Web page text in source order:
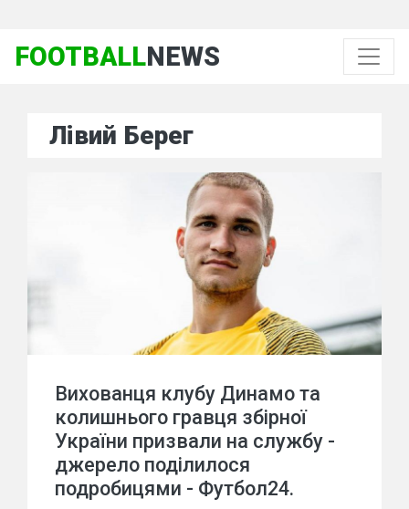
FOOTBALLNEWS
Лівий Берег
Вихованця клубу Динамо та
колишнього гравця збірної
України призвали на службу -
джерело поділилося
подробицями - Футбол24.